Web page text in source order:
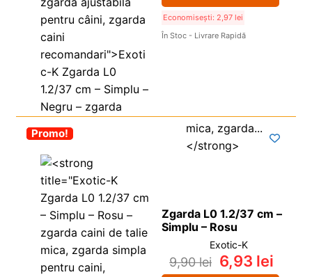
Economisești: 2,97 lei
În Stoc - Livrare Rapidă
-30%
Promo!
Zgarda L0 1.2/37 cm –
Simplu – Rosu
Exotic-K
9,90lei 6,93 lei